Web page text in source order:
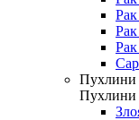
Рак
Рак
Пухлини
Пухлини